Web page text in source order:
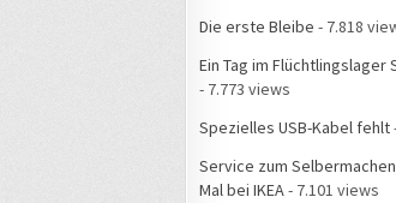
Die erste Bleibe - 7.818
Ein Tag im Flüchtlingslager
- 7.773 views
Spezielles USB-Kabel fehlt
Service zum
Mal bei IKEA - 7.101 views